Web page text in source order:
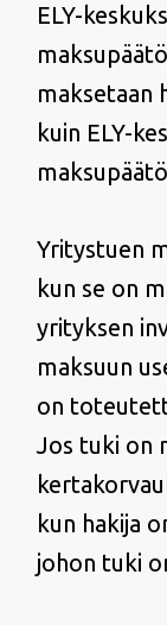
ELY-
maksetaan
kuin ELY-
Yritystuen
kun se on
yrityksen
maksuun
on
Jos tuki on
kun hakija
johon tuki